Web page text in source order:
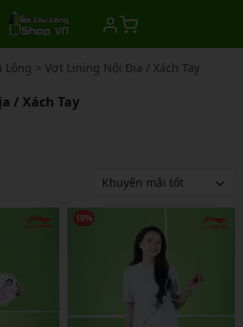
Lông > Vợt Lining Nội Địa / Xách Tay
/ Xách Tay
10%